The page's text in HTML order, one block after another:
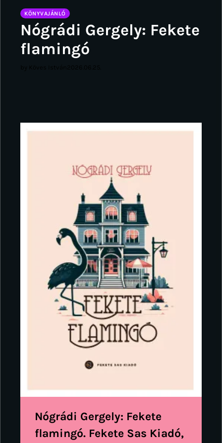
KÖNYVAJÁNLÓ
Nógrádi Gergely: Fekete
flamingó
Nógrádi Gergely: Fekete
flamingó. Fekete Sas Kiadó,